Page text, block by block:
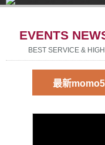
EVENTS
BEST SERVICE &
最新